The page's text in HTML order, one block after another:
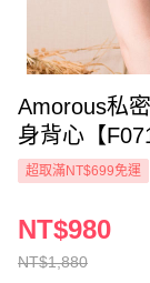
Amorous私
身背心【
超取滿NT$699免運
NT$1,880
NT$980